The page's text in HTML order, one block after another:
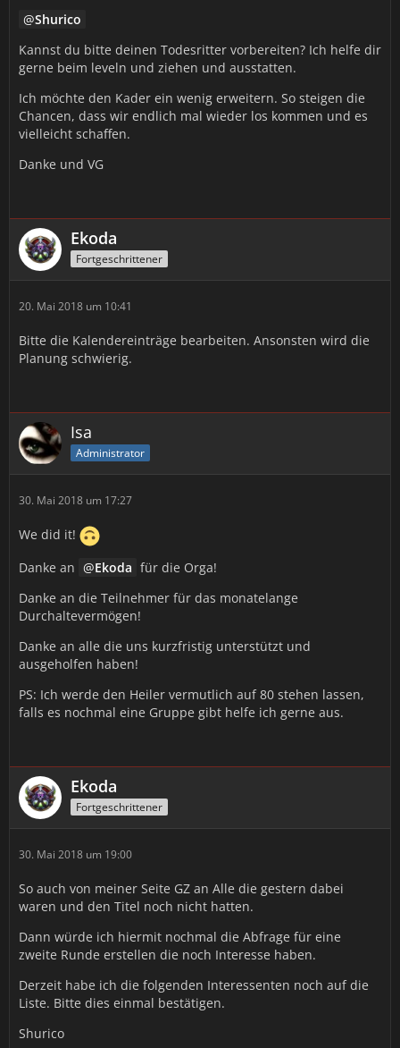
Shurico
Kannst du bitte deinen Todesritter vorbereiten? Ich helfe dir
gerne beim leveln und ziehen und ausstatten.
Ich möchte den Kader ein wenig erweitern. So steigen die
Chancen, dass wir endlich mal wieder los kommen und es
vielleicht schaffen.
Danke und VG
Ekoda
Fortgeschrittener
20. Mai 2018 um 10:41
Bitte die Kalendereinträge bearbeiten. Ansonsten wird die
Planung schwierig.
Isa
Administrator
30. Mai 2018 um 17:27
We did it!
Danke an
Ekoda für die Orga!
Danke an die Teilnehmer für das monatelange
Durchaltevermögen!
Danke an alle die uns kurzfristig unterstützt und
ausgeholfen haben!
PS: Ich werde den Heiler vermutlich auf 80 stehen lassen,
falls es nochmal eine Gruppe gibt helfe ich gerne aus.
Ekoda
Fortgeschrittener
30. Mai 2018 um 19:00
So auch von meiner Seite GZ an Alle die gestern dabei
waren und den Titel noch nicht hatten.
Dann würde ich hiermit nochmal die Abfrage für eine
zweite Runde erstellen die noch Interesse haben.
Derzeit habe ich die folgenden Interessenten noch auf die
Liste. Bitte dies einmal bestätigen.
Shurico